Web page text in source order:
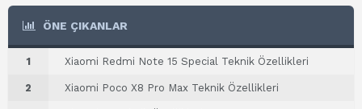
ÖNE ÇIKANLAR
1 Xiaomi Redmi Note 15 Special Teknik Özellikleri
2 Xiaomi Poco X8 Pro Max Teknik Özellikleri